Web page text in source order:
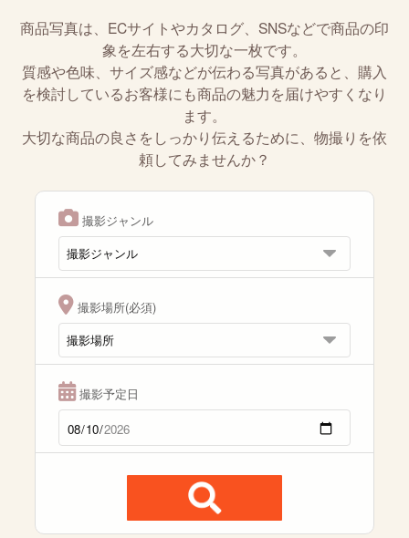
商品写真は、ECサイトやカタログ、SNSなどで商品の印
象を左右する大切な一枚です。
質感や色味、サイズ感などが伝わる写真があると、購入
を検討しているお客様にも商品の魅力を届けやすくなり
ます。
大切な商品の良さをしっかり伝えるために、物撮りを依
頼してみませんか？
撮影ジャンル
撮影場所(必須)
撮影予定日